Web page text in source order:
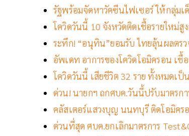
รัฐพร้อมจัดหาวัคซีนไฟเซอร์ ให้กลุ่มเ
โควิดวันนี้ 10 จังหวัดติดเชื้อรายใหม่
ระทึก! “อนุทิน”ยอมรับ ไทยลุ้นผลตรว
อัพเดท อาการของโควิดโอมิครอน เ
โควิดวันนี้ เสียชีวิต 32 ราย ทั้งหมดเป็
ด่วน! นายกฯ ถกศบค.วันนี้ปรับมาตรก
คลัสเตอร์แสวงบุญ นนทบุรี ติดโอมิคร
ด่วนที่สุด ศบค.ยกเลิกมาตรการ